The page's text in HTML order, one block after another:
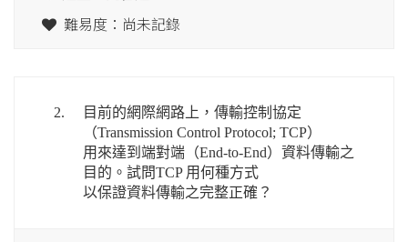
難易度：尚未記錄
2.
目前的網際網路上，傳輸控制協定
（Transmission Control Protocol; TCP）
用來達到端對端（End-to-End）資料傳輸之
目的。試問TCP 用何種方式
以保證資料傳輸之完整正確？